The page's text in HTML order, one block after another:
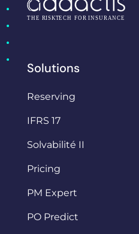
Solutions
Reserving
IFRS 17
Solvabilité II
Pricing
PM Expert
PO Predict